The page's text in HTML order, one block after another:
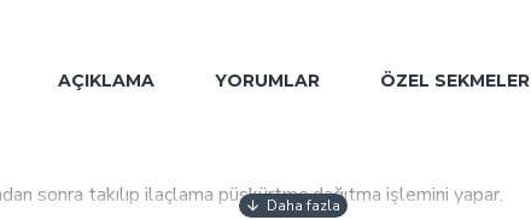
AÇIKLAMA YORUMLAR ÖZEL SEKMELER
sonra takılıp ilaçlama püskürtme,dağıtma işlemini yapar.